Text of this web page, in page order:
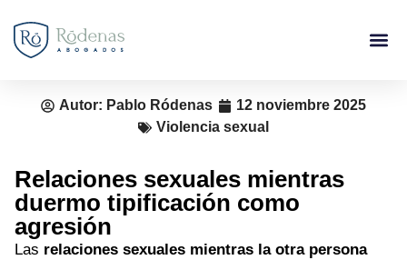
Autor: Pablo Ródenas
12 noviembre 2025
Violencia sexual
Relaciones sexuales mientras
duermo tipificación como
agresión
Las relaciones sexuales mientras la otra persona